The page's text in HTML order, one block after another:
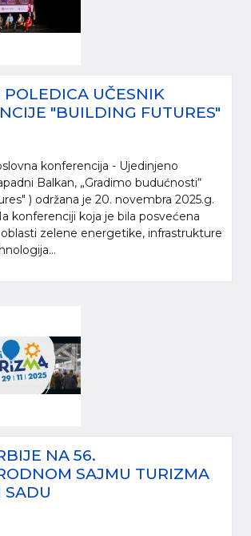
POLEDICA UČESNIK
"BUILDING FUTURES"
konferencija - Ujedinjeno
Balkan, „Gradimo budućnosti“
) održana je 20. novembra 2025.g.
konferenciji koja je bila posvećena
zelene energetike, infrastrukture
NA 56.
SAJMU TURIZMA
SADU